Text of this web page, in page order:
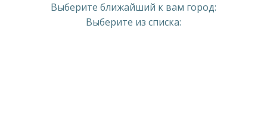
Выберите ближайший к вам город:
Выберите из списка: